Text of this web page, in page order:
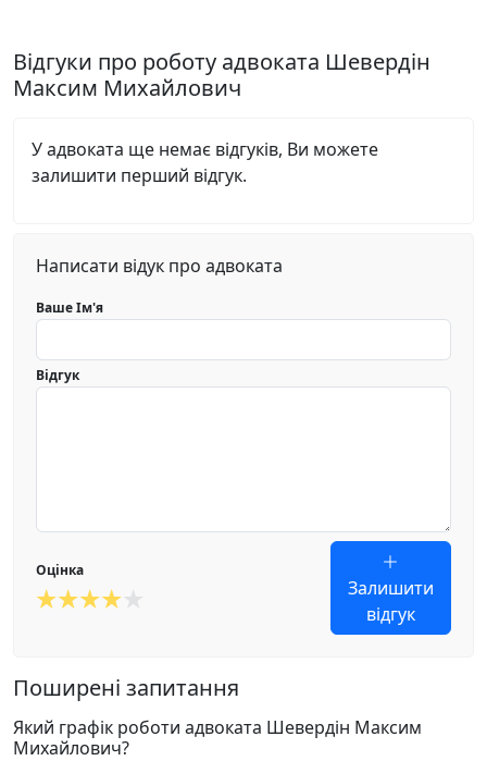
Відгуки про роботу адвоката Шевердін
Максим Михайлович
У адвоката ще немає відгуків, Ви можете
залишити перший відгук.
Написати відук про адвоката
Ваше Ім'я
Відгук
Оцінка
Залишити
відгук
Поширені запитання
Який графік роботи адвоката Шевердін Максим
Михайлович?